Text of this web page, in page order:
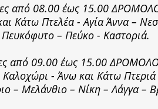
από 08.00 έως 15.00
Κάτω Πτελέα - Αγία Άννα –
– Πεύκο - Καστοριά.
από 09.00 έως 15.00
- Άνω και Κάτω
– Μελάνθιο – Νίκη – Λάγγα –